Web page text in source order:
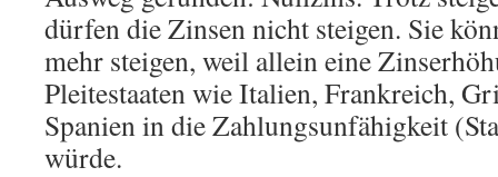
dürfen die Zinsen nicht steigen. Sie
mehr steigen, weil allein eine
Pleitestaaten wie Italien, Frankreich,
Spanien in die Zahlungsunfähigkeit
würde.